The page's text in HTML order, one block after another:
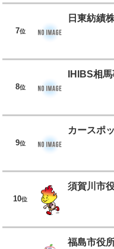
7位
日東紡績
8位
IHIBS相
9位
カースポ
10位
須賀川市
福島市役